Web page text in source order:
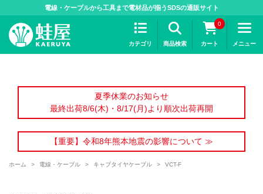
電線・ケーブルから工具まで電材品が揃うSDSの通販サイト
カテゴリ 商品検索
0
カート メニュー
夏季休業のお知らせ
最終出荷8/6(木)・8/17(月)より順次出荷再開
【重要】令和8年熊本地震の影響について ≫
ホーム > 電線・ケーブル > キャブタイヤケーブル > VCT-F